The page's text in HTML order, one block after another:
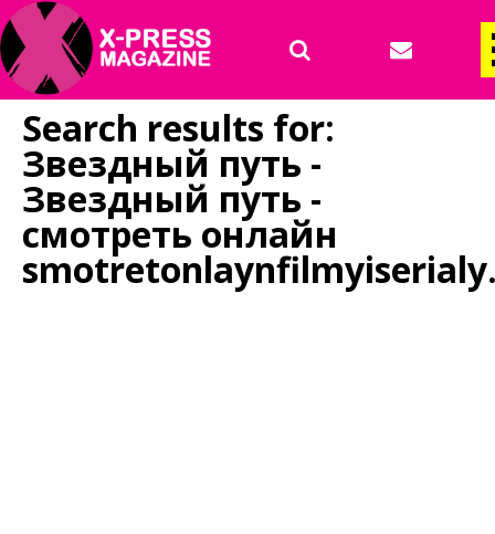
Search results for:
Звездный путь -
Звездный путь -
смотреть онлайн